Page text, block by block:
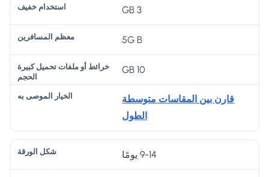
ة
ري
ير
ال
م
ص
ى
به
3 GB
5G B
10 GB
قارن بين المقاسات متوسطة
الطول
9-14 يومًا